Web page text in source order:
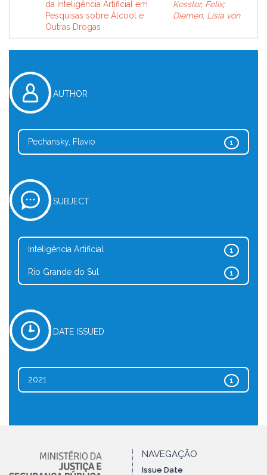
da Inteligência Artificial em
Pesquisas sobre Álcool e
Outras Drogas
Kessler, Felix;
Diemen, Lisia von
AUTHOR
1
Pechansky, Flavio
SUBJECT
1
Inteligência Artificial
1
Rio Grande do Sul
DATE ISSUED
1
2021
NAVEGAÇÃO
Issue Date